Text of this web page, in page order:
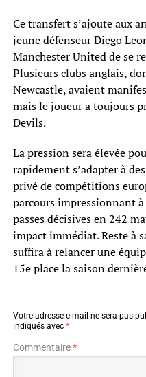
Ce transfert s’ajoute aux
jeune défenseur Diego
Manchester United de se
Plusieurs clubs anglais,
Newcastle, avaient
mais le joueur a toujours
Devils.
La pression sera élevée
rapidement s’adapter à
privé de compétitions
parcours impressionnant
passes décisives en 242
impact immédiat. Reste à
suffira à relancer une
15e place la saison
Votre adresse e-mail ne sera pas
indiqués avec *
Commentaire*